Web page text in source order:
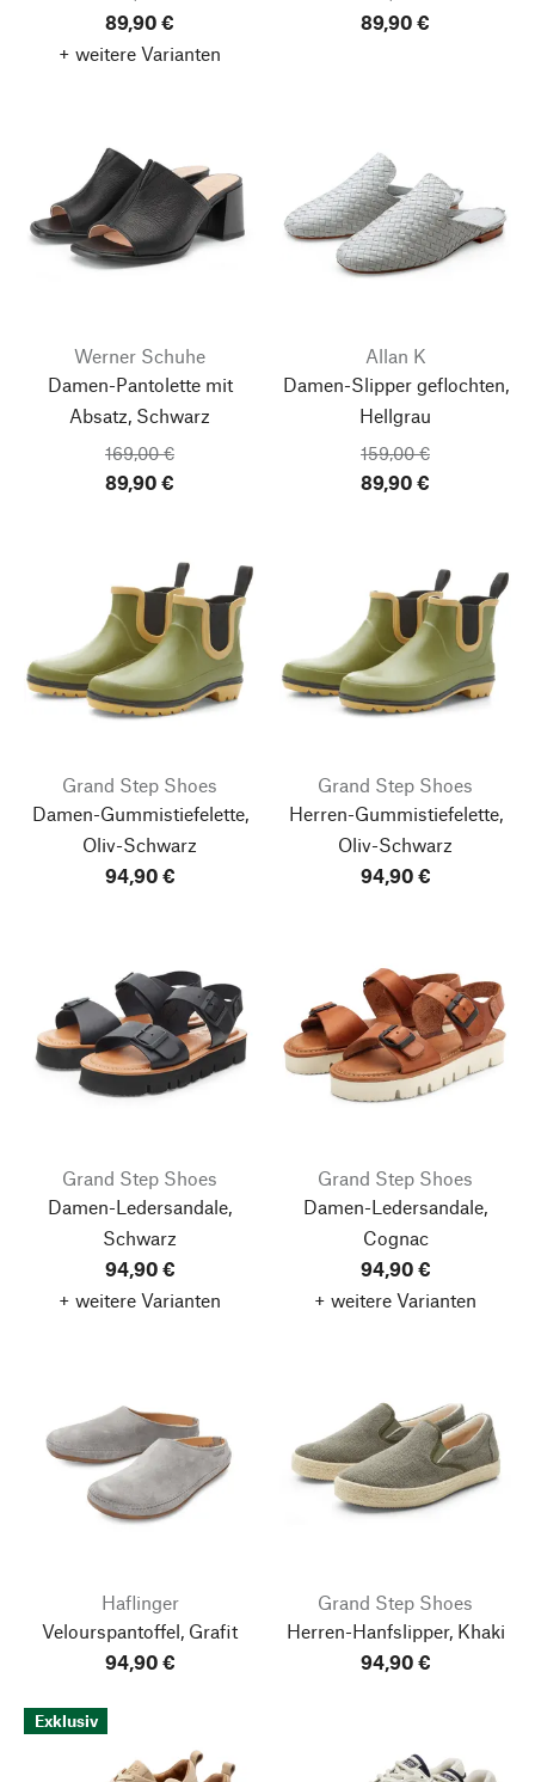
89,90 €
+ weitere Varianten
89,90 €
Werner Schuhe
Damen-Pantolette mit
Absatz, Schwarz
169,00 €
89,90 €
Allan K
Damen-Slipper geflochten,
Hellgrau
159,00 €
89,90 €
Grand Step Shoes
Damen-Gummistiefelette,
Oliv-Schwarz
94,90 €
Grand Step Shoes
Herren-Gummistiefelette,
Oliv-Schwarz
94,90 €
Grand Step Shoes
Damen-Ledersandale,
Schwarz
94,90 €
+ weitere Varianten
Grand Step Shoes
Damen-Ledersandale,
Cognac
94,90 €
+ weitere Varianten
Haflinger
Velourspantoffel, Grafit
94,90 €
Grand Step Shoes
Herren-Hanfslipper, Khaki
94,90 €
Exklusiv